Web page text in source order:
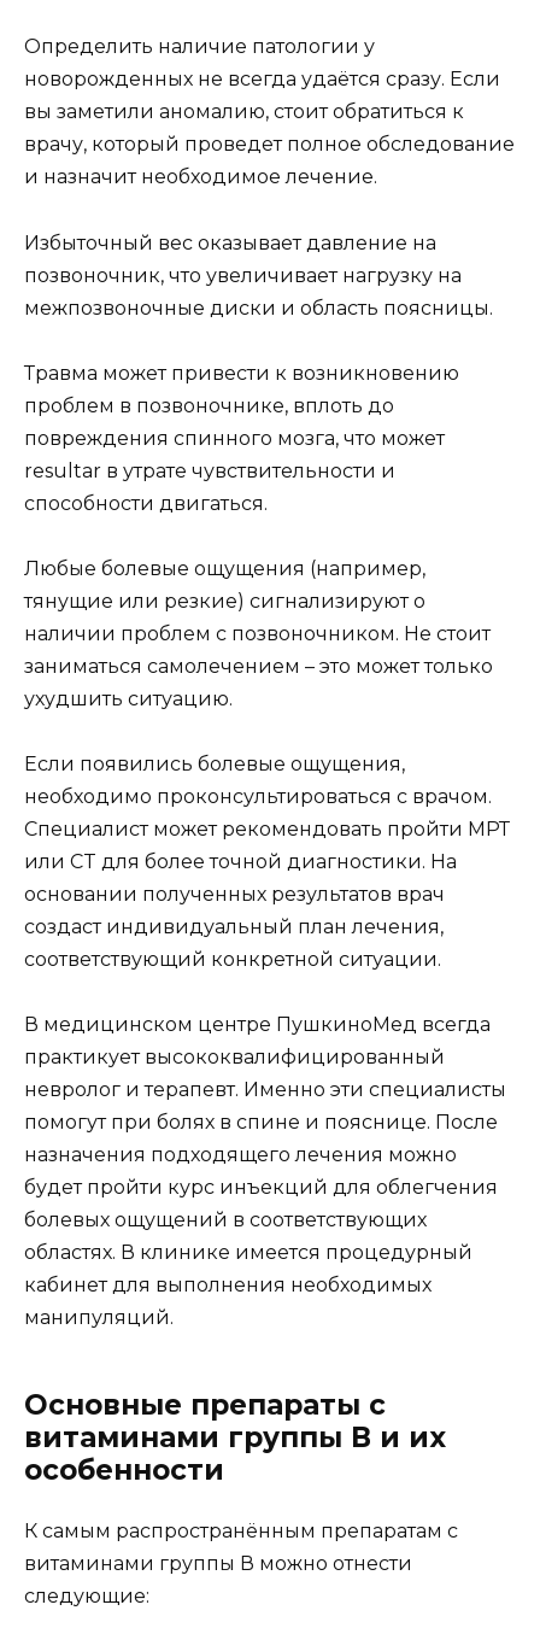
Определить наличие патологии у
новорожденных не всегда удаётся сразу. Если
вы заметили аномалию, стоит обратиться к
врачу, который проведет полное обследование
и назначит необходимое лечение.
Избыточный вес оказывает давление на
позвоночник, что увеличивает нагрузку на
межпозвоночные диски и область поясницы.
Травма может привести к возникновению
проблем в позвоночнике, вплоть до
повреждения спинного мозга, что может
resultar в утрате чувствительности и
способности двигаться.
Любые болевые ощущения (например,
тянущие или резкие) сигнализируют о
наличии проблем с позвоночником. Не стоит
заниматься самолечением – это может только
ухудшить ситуацию.
Если появились болевые ощущения,
необходимо проконсультироваться с врачом.
Специалист может рекомендовать пройти МРТ
или CT для более точной диагностики. На
основании полученных результатов врач
создаст индивидуальный план лечения,
соответствующий конкретной ситуации.
В медицинском центре ПушкиноМед всегда
практикует высококвалифицированный
невролог и терапевт. Именно эти специалисты
помогут при болях в спине и пояснице. После
назначения подходящего лечения можно
будет пройти курс инъекций для облегчения
болевых ощущений в соответствующих
областях. В клинике имеется процедурный
кабинет для выполнения необходимых
манипуляций.
Основные препараты с
витаминами группы В и их
особенности
К самым распространённым препаратам с
витаминами группы В можно отнести
следующие: